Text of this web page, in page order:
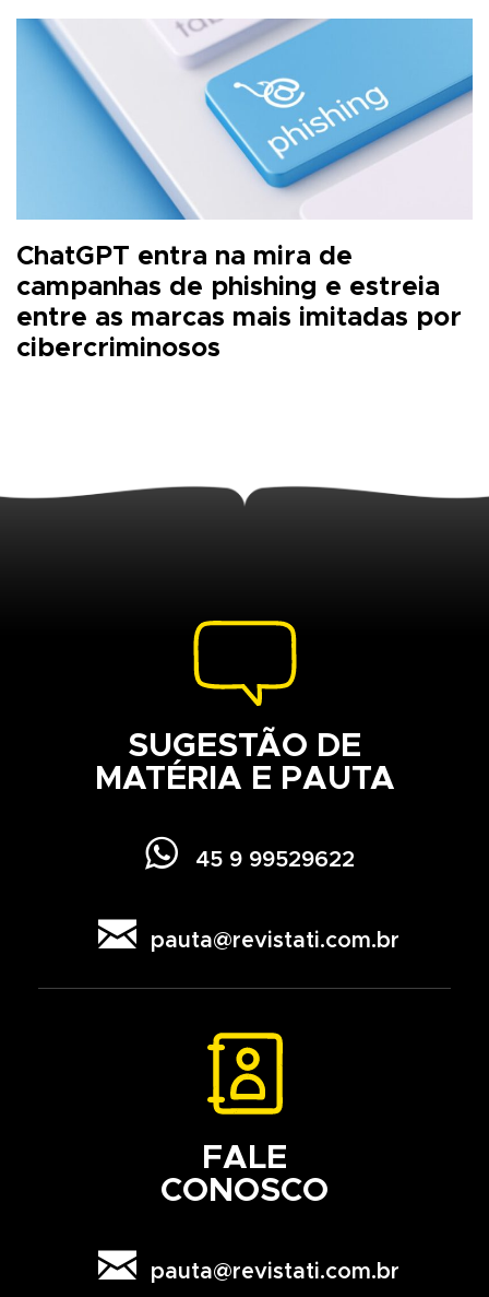
ChatGPT entra na mira de
campanhas de phishing e estreia
entre as marcas mais imitadas por
cibercriminosos
SUGESTÃO DE
MATÉRIA E PAUTA
 45 9 99529622
 pauta@revistati.com.br
FALE
CONOSCO
 pauta@revistati.com.br